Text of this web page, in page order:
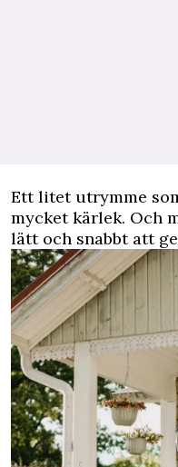
Ett litet utrymme
mycket kärlek. Och
lätt och snabbt att